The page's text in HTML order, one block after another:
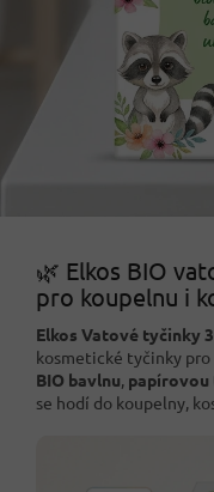
🌿 Elkos BIO
pro koupelnu i
Elkos Vatové tyčinky
kosmetické tyčinky
BIO bavlnu, papírovou
se hodí do koupelny,